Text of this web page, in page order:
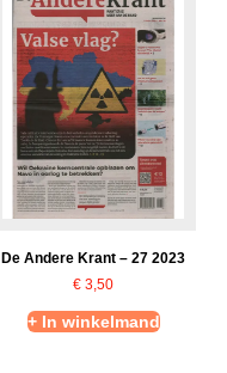
De Andere Krant – 27 2023
€ 3,50
+ In winkelmand